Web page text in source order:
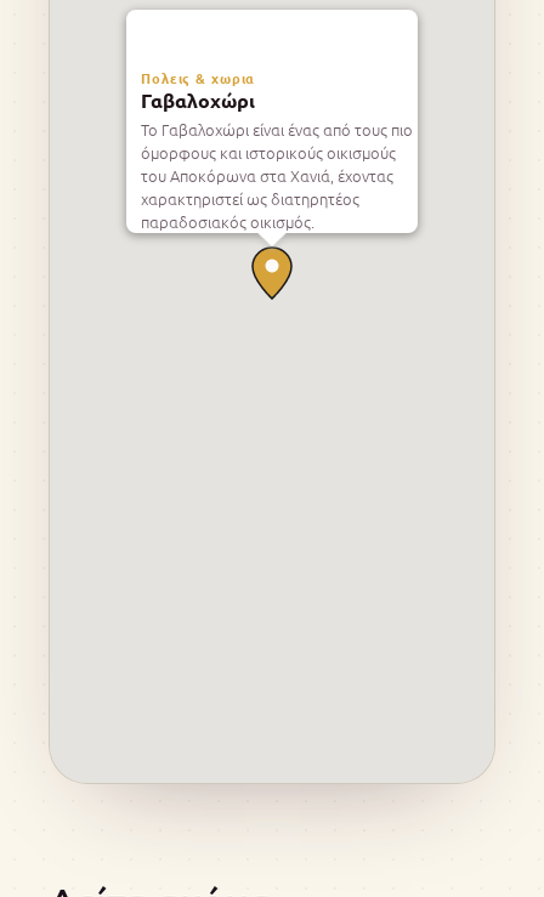
Πολεις & χωρια
Γαβαλοχώρι
Το Γαβαλοχώρι είναι ένας από τους πιο
όμορφους και ιστορικούς οικισμούς
του Αποκόρωνα στα Χανιά, έχοντας
χαρακτηριστεί ως διατηρητέος
παραδοσιακός οικισμός.